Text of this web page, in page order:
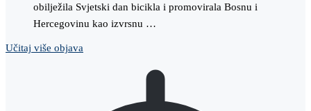
obilježila Svjetski dan bicikla i promovirala Bosnu i
Hercegovinu kao izvrsnu …
Učitaj više objava